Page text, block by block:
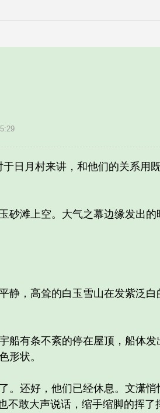
月村来讲，和他们的关系用既
滩上空。大气之幕边缘发出的
，高耸的白玉雪山在发紫泛白
有条不紊的停在屋顶，船体发
形状。
还好，他们已经休息。文潇悄
不敢大声说话，缩手缩脚的挥